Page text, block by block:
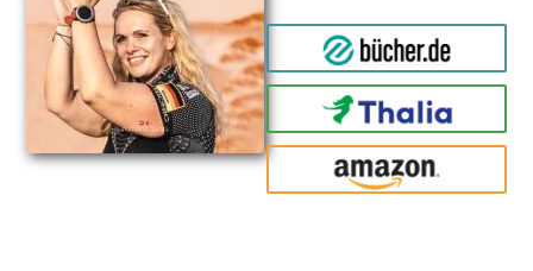
bücher.de
Thalia
amazon